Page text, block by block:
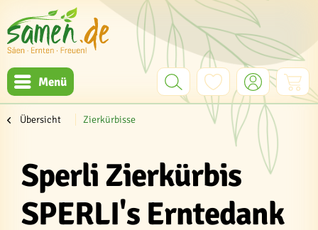
Menü
Übersicht Zierkürbisse
Sperli Zierkürbis
SPERLI's Erntedank